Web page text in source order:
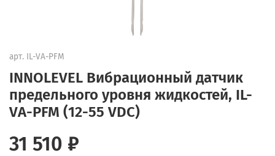
арт. IL-VA-PFM
INNOLEVEL Вибрационный датчик
предельного уровня жидкостей, IL-
VA-PFM (12-55 VDC)
31 510 ₽